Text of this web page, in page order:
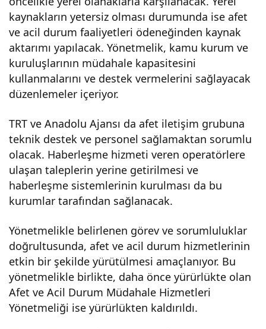
kaynakların yetersiz olması durumunda ise afet
ve acil durum faaliyetleri ödeneğinden kaynak
aktarımı yapılacak. Yönetmelik, kamu kurum ve
kuruluşlarının müdahale kapasitesini
kullanmalarını ve destek vermelerini sağlayacak
düzenlemeler içeriyor.
TRT ve Anadolu Ajansı da afet iletişim grubuna
teknik destek ve personel sağlamaktan sorumlu
olacak. Haberleşme hizmeti veren operatörlere
ulaşan taleplerin yerine getirilmesi ve
haberleşme sistemlerinin kurulması da bu
kurumlar tarafından sağlanacak.
Yönetmelikle belirlenen görev ve sorumluluklar
doğrultusunda, afet ve acil durum hizmetlerinin
etkin bir şekilde yürütülmesi amaçlanıyor. Bu
yönetmelikle birlikte, daha önce yürürlükte olan
Afet ve Acil Durum Müdahale Hizmetleri
Yönetmeliği ise yürürlükten kaldırıldı.
etm
eliği
,
mi
Gaz
ete’
de